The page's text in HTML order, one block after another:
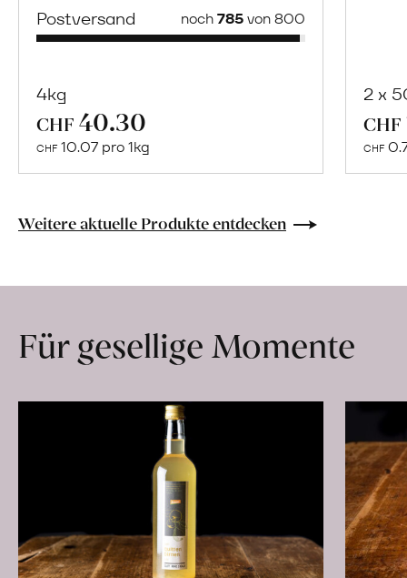
Postversand noch785von 800
4kg
CHF 40.30
CHF 10.07 pro 1kg
Naturbelassene
Lebensmittel
Hof
erfahren
2 x
CHF
CHF
Weitere aktuelle Produkte entdecken
Für gesellige Momente